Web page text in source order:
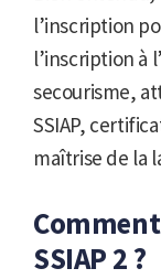
l’inscription
l’inscription à
secourisme,
SSIAP,
maîtrise de la
SSIAP 2 ?